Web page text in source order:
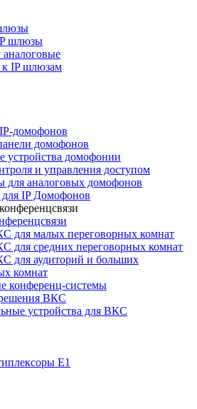
шлюзы
к IP шлюзам
домофонов
домофонов
устройства домофонии
и управления доступом
для аналоговых домофонов
для IP Домофонов
для малых переговорных комнат
для средних переговорных комнат
для аудиторий и больших
комнат
конференц-системы
ВКС
устройства для ВКС
Е1